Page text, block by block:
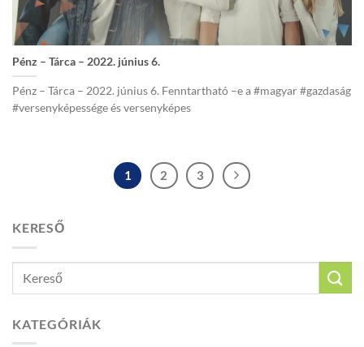
Pénz – Tárca – 2022. június 6.
Pénz – Tárca – 2022. június 6. Fenntartható –e a #magyar #gazdaság
#versenyképessége és versenyképes
1 2 3
KERESŐ
KATEGÓRIÁK